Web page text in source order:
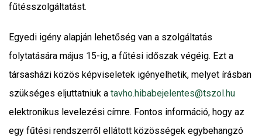
fűtésszolgáltatást.
Egyedi igény alapján lehetőség van a szolgáltatás
folytatására május 15-ig, a fűtési időszak végéig. Ezt a
társasházi közös képviseletek igényelhetik, melyet írásban
szükséges eljuttatniuk a tavho.hibabejelentes@tszol.hu
elektronikus levelezési címre. Fontos információ, hogy az
egy fűtési rendszerről ellátott közösségek egybehangzó